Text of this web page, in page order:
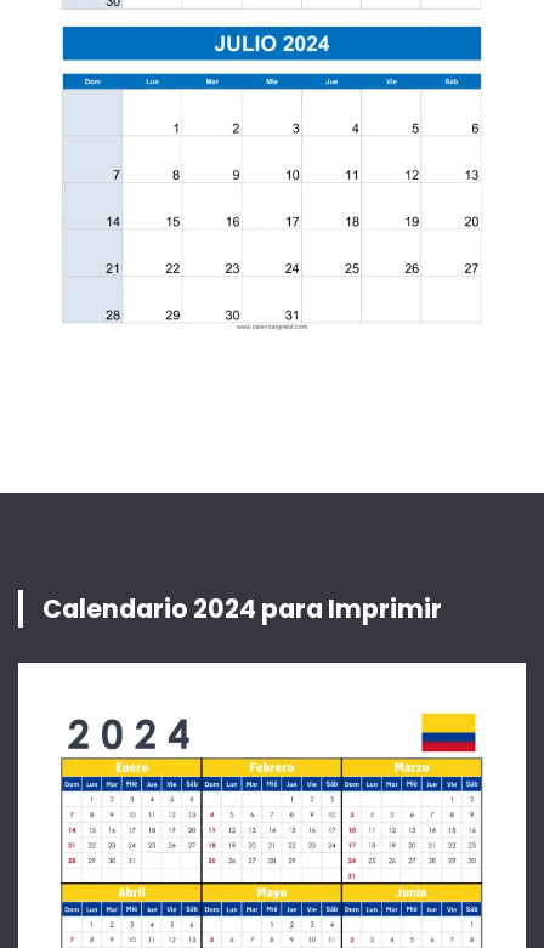
Calendario 2024 para Imprimir